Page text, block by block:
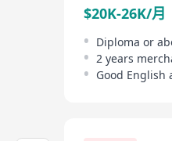
$20K-26K/月
Diploma or
2 years
Good English